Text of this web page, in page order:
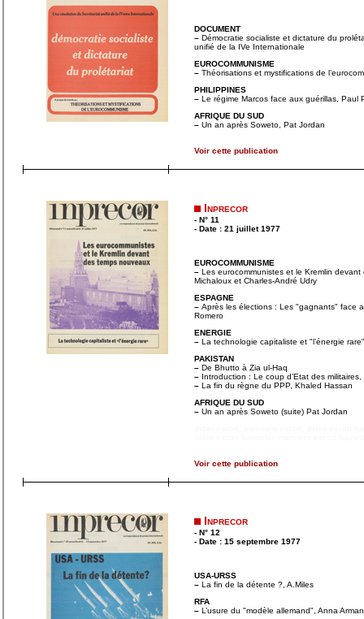
DOCUMENT
– Démocratie socialiste et dictature du
unifié de la IVe Internationale
EUROCOMMUNISME
– Théorisations et mystifications de
PHILIPPINES
– Le régime Marcos face aux guérillas, Paul
AFRIQUE DU SUD
– Un an après Soweto, Pat Jordan
Voir cette publication
Inprecor
- N° 11
- Date : 21 juillet 1977
EUROCOMMUNISME
– Les eurocommunistes et le Kremlin
Michaloux et Charles-André Udry
ESPAGNE
– Après les élections : Les "gagnants" face
Romero
ENERGIE
– La technologie capitaliste et "l’énergie
PAKISTAN
– De Bhutto à Zia ul-Haq
– Introduction : Le coup d’Etat des militaires,
– La fin du règne du PPP, Khaled Hassan
AFRIQUE DU SUD
– Un an après Soweto (suite) Pat Jordan
Voir cette publication
Inprecor
- N° 12
- Date : 15 septembre 1977
USA-URSS
– La fin de la détente ?, A.Miles
RFA
– L’usure du "modèle allemand", Anna